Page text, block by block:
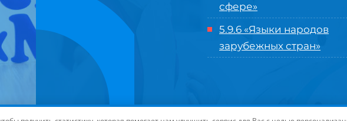
сфере»
5.9.6 «Языки народов
зарубежных стран»